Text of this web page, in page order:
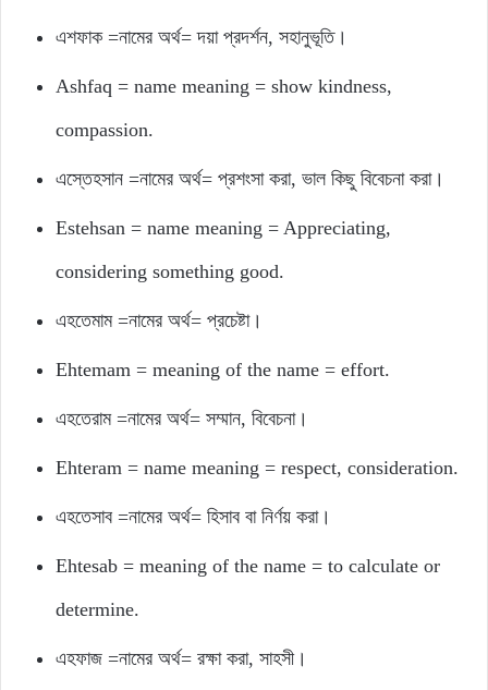
এশফাক =নামের অর্থ= দয়া প্রদর্শন, সহানুভূতি।
Ashfaq = name meaning = show kindness,
compassion.
এস্তেহসান =নামের অর্থ= প্রশংসা করা, ভাল কিছু বিবেচনা করা।
Estehsan = name meaning = Appreciating,
considering something good.
এহতেমাম =নামের অর্থ= প্রচেষ্টা।
Ehtemam = meaning of the name = effort.
এহতেরাম =নামের অর্থ= সম্মান, বিবেচনা।
Ehteram = name meaning = respect, consideration.
এহতেসাব =নামের অর্থ= হিসাব বা নির্ণয় করা।
Ehtesab = meaning of the name = to calculate or
determine.
এহফাজ =নামের অর্থ= রক্ষা করা, সাহসী।